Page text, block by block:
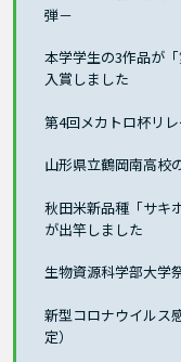
弾－
本学学生の3作品が
入賞しました
第4回メカトロ杯リ
山形県立鶴岡南高校
秋田米新品種「サキ
が出竿しました
生物資源科学部大学
新型コロナウイルス
定）